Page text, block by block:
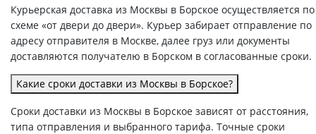
Курьерская доставка из Москвы в Борское осуществляется по
схеме «от двери до двери». Курьер забирает отправление по
адресу отправителя в Москве, далее груз или документы
доставляются получателю в Борском в согласованные сроки.
Какие сроки доставки из Москвы в Борское?
Сроки доставки из Москвы в Борское зависят от расстояния,
типа отправления и выбранного тарифа. Точные сроки